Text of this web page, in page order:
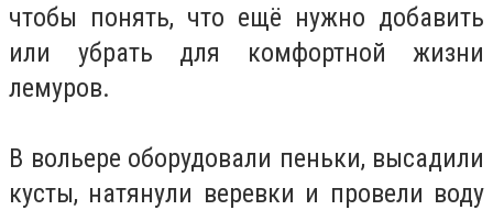
чтобы понять, что ещё нужно добавить
или убрать для комфортной жизни
лемуров.
В вольере оборудовали пеньки, высадили
кусты, натянули веревки и провели воду